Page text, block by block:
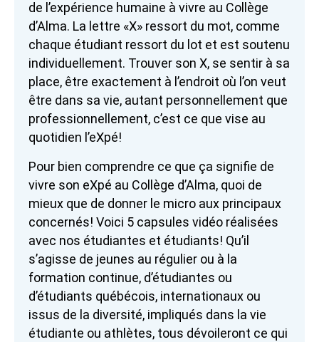
de l’expérience humaine à vivre au Collège
d’Alma. La lettre «X» ressort du mot, comme
chaque étudiant ressort du lot et est soutenu
individuellement. Trouver son X, se sentir à sa
place, être exactement à l’endroit où l’on veut
être dans sa vie, autant personnellement que
professionnellement, c’est ce que vise au
quotidien l’eXpé!
Pour bien comprendre ce que ça signifie de
vivre son eXpé au Collège d’Alma, quoi de
mieux que de donner le micro aux principaux
concernés! Voici 5 capsules vidéo réalisées
avec nos étudiantes et étudiants! Qu’il
s’agisse de jeunes au régulier ou à la
formation continue, d’étudiantes ou
d’étudiants québécois, internationaux ou
issus de la diversité, impliqués dans la vie
étudiante ou athlètes, tous dévoileront ce qui